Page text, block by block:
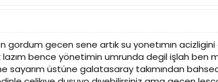
gordum gecen sene artık su yonetımın acizligini
bence yönetimin umrunda degil işlah
sayarım üstüne galatasaray takımından